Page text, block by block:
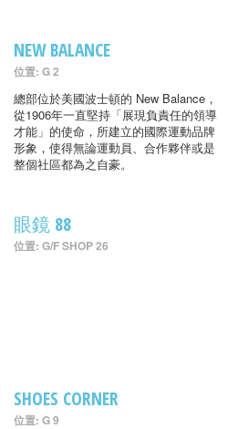
NEW BALANCE
位置: G 2
總部位於美國波士頓的 New Balance，
從1906年一直堅持「展現負責任的領導
才能」的使命，所建立的國際運動品牌
形象，使得無論運動員、合作夥伴或是
整個社區都為之自豪。
眼鏡 88
位置: G/F SHOP 26
SHOES CORNER
位置: G 9